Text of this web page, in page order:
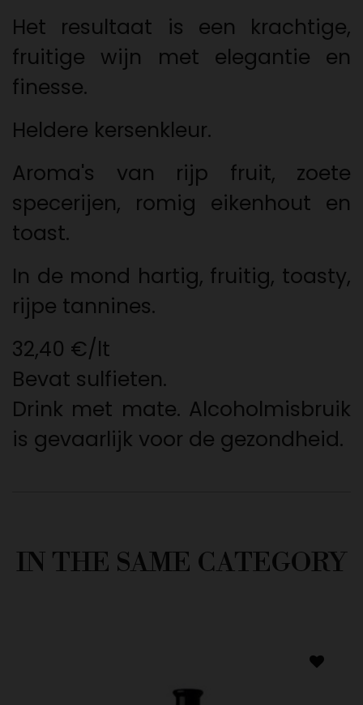
Het resultaat is een krachtige,
fruitige wijn met elegantie en
finesse.
Heldere kersenkleur.
Aroma's van rijp fruit, zoete
specerijen, romig eikenhout en
toast.
In de mond hartig, fruitig, toasty,
rijpe tannines.
32,40 €/lt
Bevat sulfieten.
Drink met mate. Alcoholmisbruik
is gevaarlijk voor de gezondheid.
IN THE SAME CATEGORY